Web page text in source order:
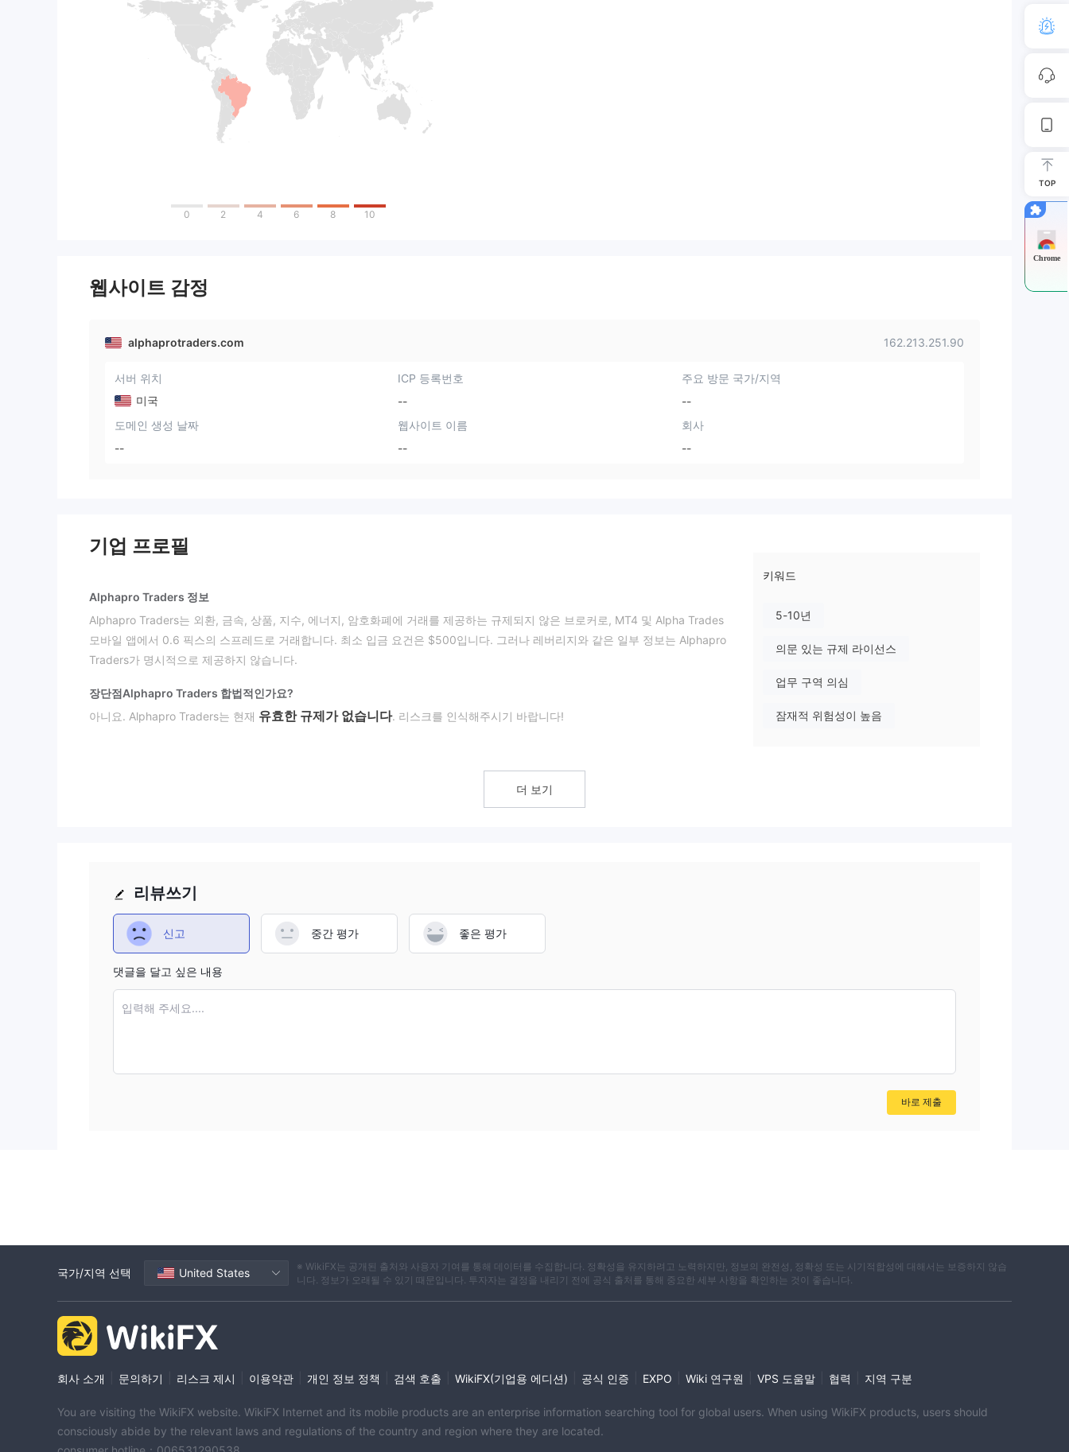
0 2 4 6 8 10
웹사이트 감정
alphaprotraders.com 162.213.251.90
서버 위치
미국
ICP 등록번호
--
주요 방문 국가/지역
--
도메인 생성 날짜
--
웹사이트 이름
--
회사
--
기업 프로필
Alphapro Traders 정보
Alphapro Traders는 외환, 금속, 상품, 지수, 에너지, 암호화폐에 거래를 제공하는 규제되지 않은 브로커로, MT4 및 Alpha Trades
모바일 앱에서 0.6 픽스의 스프레드로 거래합니다. 최소 입금 요건은 $500입니다. 그러나 레버리지와 같은 일부 정보는 Alphapro
Traders가 명시적으로 제공하지 않습니다.
장단점Alphapro Traders 합법적인가요?
아니요. Alphapro Traders는 현재 유효한 규제가 없습니다. 리스크를 인식해주시기 바랍니다!
Alphapro Traders에서는 외환, 금속, 상품, 지수, 에너지, 암호화폐에 거래할 수 있습니다.
입출금
Alphapro Traders은 Neteller, Skrill, Bitcoin, Mastercard, 은행 송금, 그리고 Paypal로부터 결제를 받습니다.
키워드
5-10년
의문 있는 규제 라이선스
업무 구역 의심
잠재적 위험성이 높음
더 보기
리뷰쓰기
신고 중간 평가 좋은 평가
댓글을 달고 싶은 내용
입력해 주세요....
바로 제출
TOP
Chrome
국가/지역 선택 United States
※ WikiFX는 공개된 출처와 사용자 기여를 통해 데이터를 수집합니다. 정확성을 유지하려고 노력하지만, 정보의 완전성, 정확성 또는 시기적합성에 대해서는 보증하지 않습
니다. 정보가 오래될 수 있기 때문입니다. 투자자는 결정을 내리기 전에 공식 출처를 통해 중요한 세부 사항을 확인하는 것이 좋습니다.
회사 소개 문의하기 리스크 제시 이용약관 개인 정보 정책 검색 호출 WikiFX(기업용 에디션) 공식 인증 EXPO Wiki 연구원 VPS 도움말 협력 지역 구분
You are visiting the WikiFX website. WikiFX Internet and its mobile products are an enterprise information searching tool for global users. When using WikiFX products, users should
consciously abide by the relevant laws and regulations of the country and region where they are located.